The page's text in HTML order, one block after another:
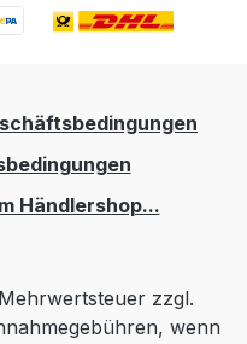
Händlershop...
zzgl.
wenn